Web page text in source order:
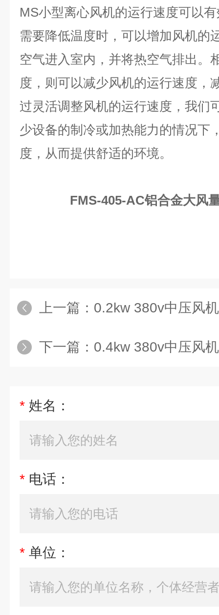
MS小型离心风机的运行速度可以
需要降低温度时，可以增加风机的
空气进入室内，并将热空气排出。
度，则可以减少风机的运行速度，
过灵活调整风机的运行速度，我们
少设备的制冷或加热能力的情况下
度，从而提供舒适的环境。
FMS-405-AC铝合金大风
上一篇： 0.2kw 380v中压风机FMS405-
下一篇： 0.4kw 380v中压风机FMS-
* 姓名：
* 电话：
* 单位：